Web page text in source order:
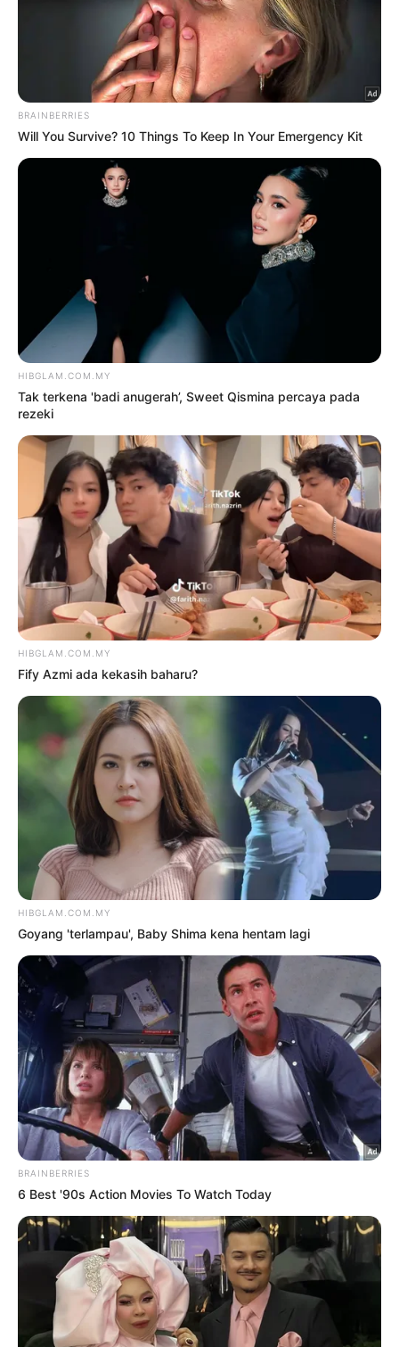
olehNUR AL- FAIRUZA SYARFA SAIDI
NOR SAIDI
10 Ogos 2023
TERKINI
‘Overweight dan kolesterol
tinggi’ – Leona tak malu
mengaku cucuk ‘peptide’
Tak terkena ‘badi anugerah’,
Sweet Qismina percaya pada
rezeki
9 Ogos 2026
Siapa cakap orang gemuk,
tembun tak boleh berfesyen? –
Zila Bakarin
9 Ogos 2026
Goyang ‘terlampau’, Baby Shima
kena hentam lagi
9 Ogos 2026
9 Ogos 2026
TRENDING
1
Kasihan Aisha Retno, cakap
Indonesia pun kena kecam
2 Ogos 2026
2
‘Tak pakai susuk, masih lelaki
tulen’ – Rashdan Baba kongsi tip
awet muda
6 Ogos 2026
Siti Nurhaliza sebak, Noraniza
Idris ‘seram’ duet Hati Kama
5 Ogos 2026
4
Saya jumpa pakar psikiatri,
hadiri sesi kaunseling – Bella
Astillah
4 Ogos 2026
‘Tak takut bekerjasama dengan
Aliff, saya pun pendosa’
5 Ogos 2026